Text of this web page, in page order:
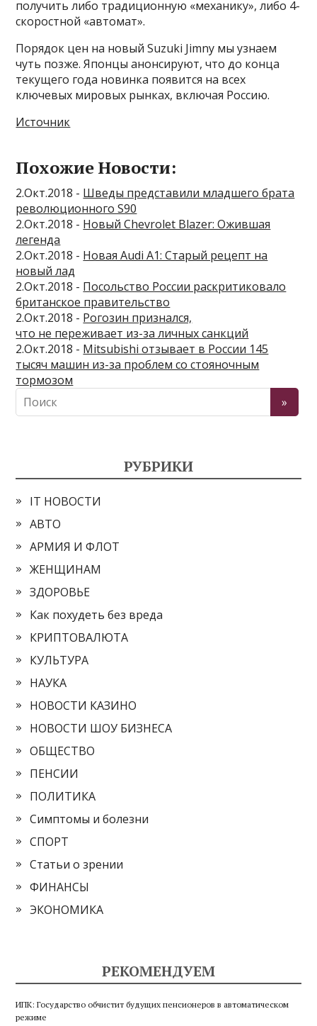
получить либо традиционную «механику», либо 4-
скоростной «автомат».
Порядок цен на новый Suzuki Jimny мы узнаем
чуть позже. Японцы анонсируют, что до конца
текущего года новинка появится на всех
ключевых мировых рынках, включая Россию.
Источник
Похожие Новости:
2.Окт.2018 - Шведы представили младшего брата
революционного S90
2.Окт.2018 - Новый Chevrolet Blazer: Ожившая
легенда
2.Окт.2018 - Новая Audi A1: Старый рецепт на
новый лад
2.Окт.2018 - Посольство России раскритиковало
британское правительство
2.Окт.2018 - Рогозин признался,
что не переживает из-за личных санкций
2.Окт.2018 - Mitsubishi отзывает в России 145
тысяч машин из-за проблем со стояночным
тормозом
РУБРИКИ
IT НОВОСТИ
АВТО
АРМИЯ И ФЛОТ
ЖЕНЩИНАМ
ЗДОРОВЬЕ
Как похудеть без вреда
КРИПТОВАЛЮТА
КУЛЬТУРА
НАУКА
НОВОСТИ КАЗИНО
НОВОСТИ ШОУ БИЗНЕСА
ОБЩЕСТВО
ПЕНСИИ
ПОЛИТИКА
Симптомы и болезни
СПОРТ
Статьи о зрении
ФИНАНСЫ
ЭКОНОМИКА
РЕКОМЕНДУЕМ
ИПК: Государство обчистит будущих пенсионеров в автоматическом
режиме